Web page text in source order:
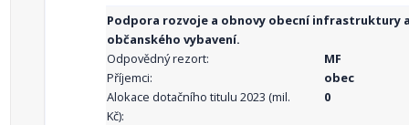
Podpora rozvoje a obnovy obecní infrastruktury
občanského vybavení.
Odpovědný rezort:
MF
Příjemci:
obec
Alokace dotačního titulu 2023 (mil.
Kč):
0